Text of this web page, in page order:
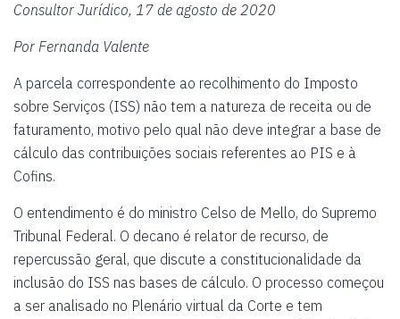
Consultor Jurídico, 17 de agosto de 2020
Por Fernanda Valente
A parcela correspondente ao recolhimento do Imposto
sobre Serviços (ISS) não tem a natureza de receita ou de
faturamento, motivo pelo qual não deve integrar a base de
cálculo das contribuições sociais referentes ao PIS e à
Cofins.
O entendimento é do ministro Celso de Mello, do Supremo
Tribunal Federal. O decano é relator de recurso, de
repercussão geral, que discute a constitucionalidade da
inclusão do ISS nas bases de cálculo. O processo começou
a ser analisado no Plenário virtual da Corte e tem